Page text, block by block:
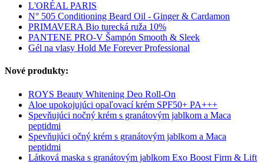
L'ORÉAL PARIS
N° 505 Conditioning Beard Oil - Ginger & Cardamon
PRIMAVERA Bio turecká ruža 10%
PANTENE PRO-V Šampón Smooth & Sleek
Gél na vlasy Hold Me Forever Professional
Nové produkty:
ROYS Beauty Whitening Deo Roll-On
Aloe upokojujúci opaľovací krém SPF50+ PA+++
Spevňujúci nočný krém s granátovým jablkom a Maca
peptidmi
Spevňujúci očný krém s granátovým jablkom a Maca
peptidmi
Látková maska s granátovým jablkom Exo Boost Firm & Lift